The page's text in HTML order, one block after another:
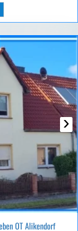
›
OT Alikendorf